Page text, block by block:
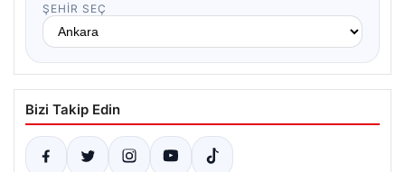
ŞEHIR SEÇ
Bizi Takip Edin